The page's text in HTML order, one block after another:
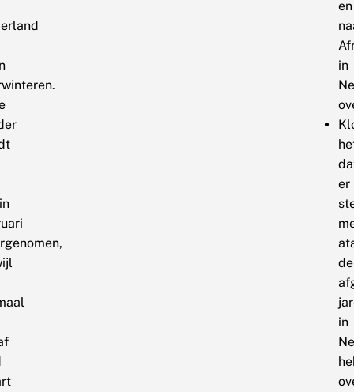
en
in
er
de
in